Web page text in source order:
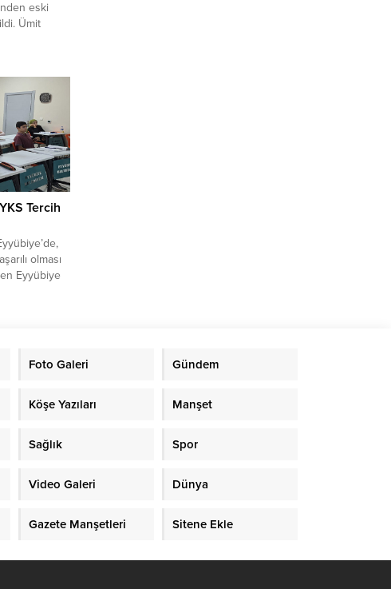
eski
Ümit
apartmanın
cinsel
avukatının
İstanbul
Tercih
olması
Eyyübiye
üzere her
Foto Galeri Gündem
Köşe Yazıları Manşet
Sağlık Spor
Video Galeri Dünya
Gazete Manşetleri Sitene Ekle